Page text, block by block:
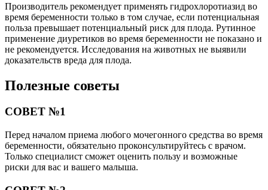
Производитель рекомендует применять гидрохлоротиазид во
время беременности только в том случае, если потенциальная
польза превышает потенциальный риск для плода. Рутинное
применение диуретиков во время беременности не показано и
не рекомендуется. Исследования на животных не выявили
доказательств вреда для плода.
Полезные советы
СОВЕТ №1
Перед началом приема любого мочегонного средства во время
беременности, обязательно проконсультируйтесь с врачом.
Только специалист сможет оценить пользу и возможные
риски для вас и вашего малыша.